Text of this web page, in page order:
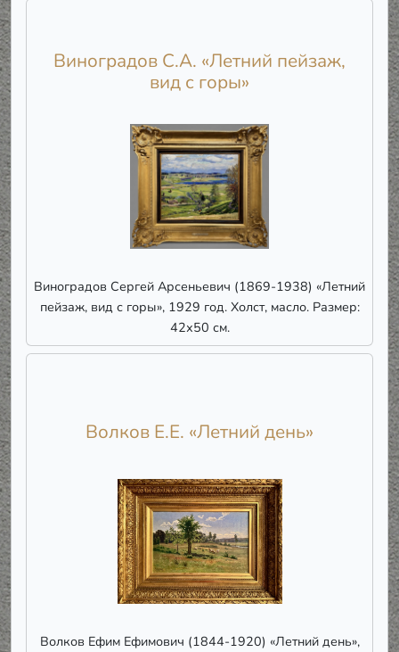
Виноградов С.А. «Летний пейзаж,
вид с горы»
Виноградов Сергей Арсеньевич (1869-1938) «Летний
пейзаж, вид с горы», 1929 год. Холст, масло. Размер:
42х50 см.
Волков Е.Е. «Летний день»
Волков Ефим Ефимович (1844-1920) «Летний день»,